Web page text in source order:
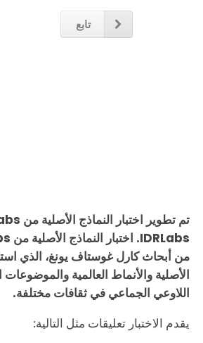
تابع
من أبحاث كارل غوستاف يونغ، الذي
الأصلية والأنماط العالمية
اللاوعي الجماعي في ثقافات مختلفة.
يقدم الاختبار تعليقات مثل التالية: